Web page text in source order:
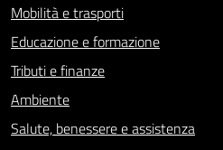
Mobilità e trasporti
Educazione e formazione
Tributi e finanze
Ambiente
Salute, benessere e assistenza